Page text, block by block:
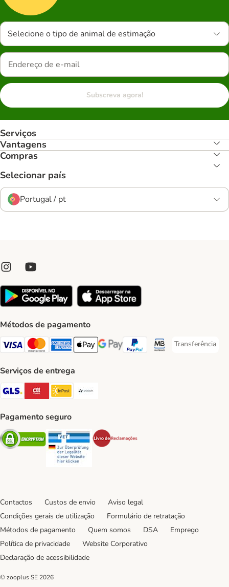
Selecione o tipo de animal de estimação
Subscreva agora!
Serviços
Vantagens
Compras
Selecionar país
Portugal / pt
Métodos de pagamento
Visa Payment Method
Mastercard Payment Method
American Express Payment Method
Apple Pay Payment Method
Google Pay Payment Method
PayPal Payment Method
Multibanco Payment
Transferência
Transferência
Serviços de entrega
GLS Shipping Method
CTTExpress Shipping Method
InPost Shipping Method
Pagamento seguro
Security Security
Contactos Custos de envio
Aviso legal
Condições gerais de utilização
Formulário de retratação
Métodos de pagamento
Quem somos DSA
Emprego
Política de privacidade
Website Corporativo
Declaração de acessibilidade
© zooplus SE 2026